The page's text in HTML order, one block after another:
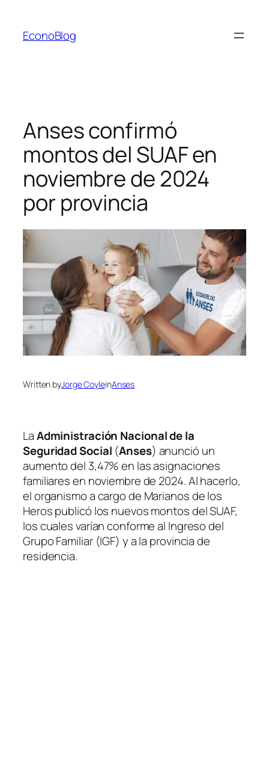
contenido
EconoBlog
Anses confirmó
montos del SUAF en
noviembre de 2024
por provincia
Written byJorge CoyleinAnses
LaAdministración Nacional de la
Seguridad Social (Anses) anunció un
aumento del 3,47% en las asignaciones
familiares en noviembre de 2024. Al hacerlo,
el organismo a cargo de Marianos de los
Heros publicó los nuevos montos del SUAF,
los cuales varían conforme al Ingreso del
Grupo Familiar (IGF) y a la provincia de
residencia.